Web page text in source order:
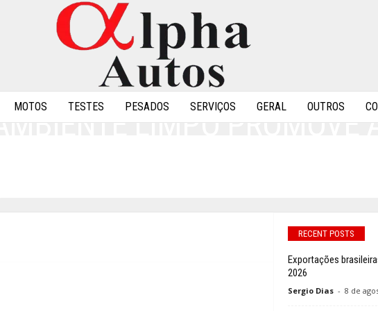
MOTOS TESTES PESADOS SERVIÇOS GERAL OUTROS
LIMPO PROMOVE
RECENT POSTS
Exportações
2026
Sergio Dias - 8 de